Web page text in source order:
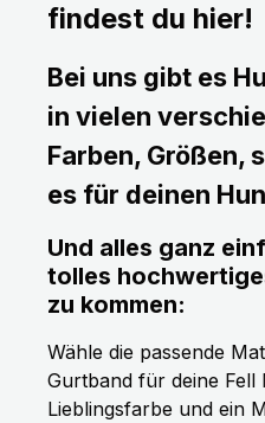
findest du hier!
Bei uns gibt es
in vielen
Farben, Größen,
es für deinen
Und alles ganz
tolles
zu kommen:
Wähle die passende
Gurtband für deine Fell
Lieblingsfarbe und ein